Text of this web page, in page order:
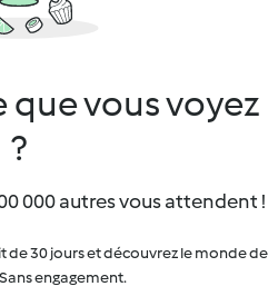
que vous voyez
?
000 autres vous attendent !
de 30 jours et découvrez le monde de
engagement.